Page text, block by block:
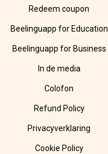
Redeem coupon
Beelinguapp for Education
Beelinguapp for Business
In de media
Colofon
Refund Policy
Privacyverklaring
Cookie Policy